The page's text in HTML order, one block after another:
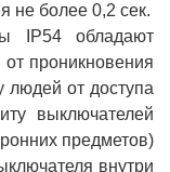
не более 0,2 сек.
IP54 обладают
проникновения
людей от доступа
выключателей
предметов)
внутри